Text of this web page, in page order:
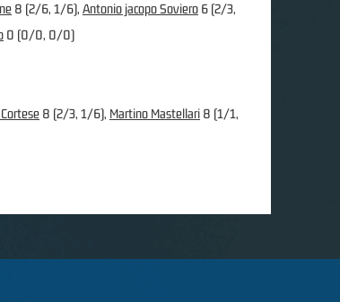
8 (2/6, 1/6), Antonio jacopo Soviero 6 (2/3,
0 (0/0, 0/0)
8 (2/3, 1/6), Martino Mastellari 8 (1/1,